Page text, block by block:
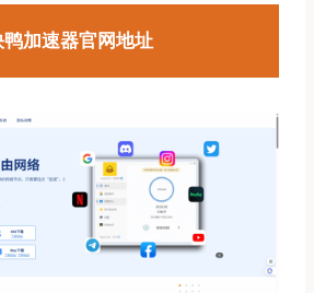
加速器官网地址